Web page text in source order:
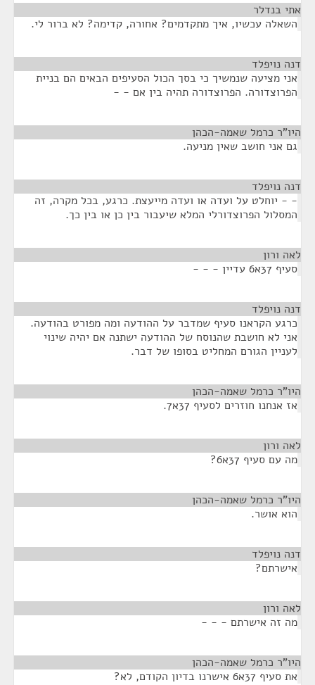
אתי בנדלר
השאלה עכשיו, איך מתקדמים? אחורה, קדימה? לא ברור לי.
דנה נויפלד
אני מציעה שנמשיך כי בסך הכול הסעיפים הבאים הם בניית
הפרוצדורה. הפרוצדורה תהיה בין אם - -
היו"ר כרמל שאמה-הכהן
גם אני חושב שאין מניעה.
דנה נויפלד
- - יוחלט על ועדה או ועדה מייעצת. כרגע, בכל מקרה, זה
המסלול הפרוצדורלי המלא שיעבור בין כן או בין כך.
לאה ורון
סעיף 37א6 עדיין - - -
דנה נויפלד
כרגע הקראנו סעיף שמדבר על ההודעה ומה מפורט בהודעה.
אני לא חושבת שהנוסח של ההודעה ישתנה אם יהיה שינוי
לעניין הגורם המחליט בסופו של דבר.
היו"ר כרמל שאמה-הכהן
אז אנחנו חוזרים לסעיף 37א7.
לאה ורון
מה עם סעיף 37א6?
היו"ר כרמל שאמה-הכהן
הוא אושר.
דנה נויפלד
אישרתם?
לאה ורון
מה זה אישרתם - - -
היו"ר כרמל שאמה-הכהן
את סעיף 37א6 אישרנו בדיון הקודם, לא?